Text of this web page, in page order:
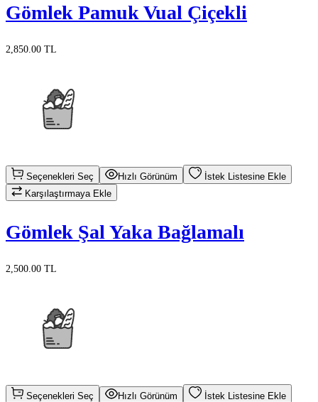
Gömlek Pamuk Vual Çiçekli
2,850.00 TL
Seçenekleri Seç Hızlı Görünüm
İstek Listesine Ekle
Karşılaştırmaya Ekle
Gömlek Şal Yaka Bağlamalı
2,500.00 TL
Seçenekleri Seç Hızlı Görünüm
İstek Listesine Ekle